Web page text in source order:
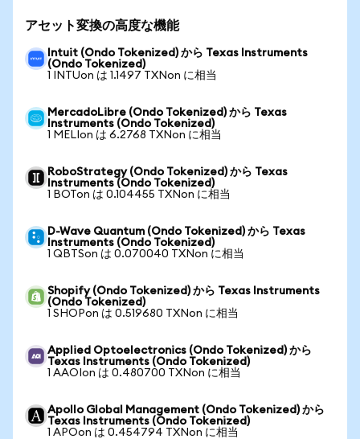
アセット変換の高度な機能
Intuit (Ondo Tokenized) から Texas Instruments
(Ondo Tokenized)
1 INTUon は 1.1497 TXNon に相当
MercadoLibre (Ondo Tokenized) から Texas
Instruments (Ondo Tokenized)
1 MELIon は 6.2768 TXNon に相当
RoboStrategy (Ondo Tokenized) から Texas
Instruments (Ondo Tokenized)
1 BOTon は 0.104455 TXNon に相当
D-Wave Quantum (Ondo Tokenized) から Texas
Instruments (Ondo Tokenized)
1 QBTSon は 0.070040 TXNon に相当
Shopify (Ondo Tokenized) から Texas Instruments
(Ondo Tokenized)
1 SHOPon は 0.519680 TXNon に相当
Applied Optoelectronics (Ondo Tokenized) から
Texas Instruments (Ondo Tokenized)
1 AAOIon は 0.480700 TXNon に相当
Apollo Global Management (Ondo Tokenized) から
Texas Instruments (Ondo Tokenized)
1 APOon は 0.454794 TXNon に相当